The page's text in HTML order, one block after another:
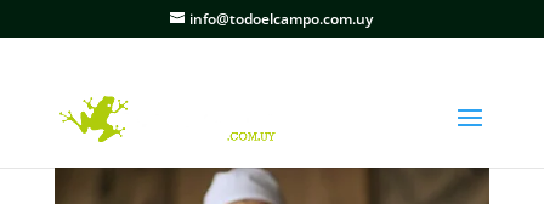
info@todoelcampo.com.uy